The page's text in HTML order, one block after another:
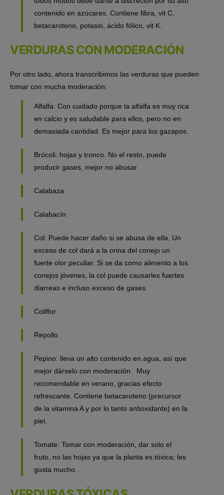
contenido en azúcares. Contiene fibra, vit C,
betacaroteno, potasio, ácido fólico, vit K.
VERDURAS CON MODERACIÓN
Por otro lado, ahora transcribimos las verduras que pueden
tomar con mucha moderación:
Alfalfa: Con cuidado porque la alfalfa es muy rica
en calcio y es saludable para ellos, pero no en
demasiada cantidad. Es mejor para los gazapos.
Brócoli: hojas y tronco. No el resto, puede
producir gases, mejor no abusar.
Calabaza
Calabacín
Col: Puede hacer daño si se abusa de ella. Un
exceso de col dará a la orina del conejo un
fuerte olor peculiar. Si se da como alimento a los
conejos jóvenes, la col puede causarles fuertes
diarreas e incluso exceso de gases.
Coliflor
Repollo
Pepino: lleva un alto contenido en agua, así que
mejor dárselo con moderación. Muy
recomendable en verano, gracias efecto
refrescante. Contiene betacaroteno (precursor
de la vitamina A y por lo tanto antioxidante) en la
piel.
Tomate: Tomar con moderación, dar solo el
fruto, no las hojas ya que la planta es tóxica; les
gusta mucho.